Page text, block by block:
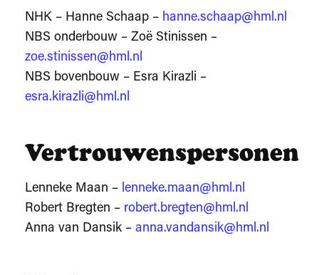
NHK – Hanne Schaap – hanne.schaap@hml.nl
NBS onderbouw – Zoë Stinissen –
zoe.stinissen@hml.nl
NBS bovenbouw – Esra Kirazli –
esra.kirazli@hml.nl
Vertrouwenspersonen
Lenneke Maan – lenneke.maan@hml.nl
Robert Bregten – robert.bregten@hml.nl
Anna van Dansik – anna.vandansik@hml.nl